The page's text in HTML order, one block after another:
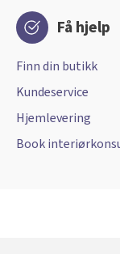
Få hjelp
Finn din butikk
Kundeservice
Hjemlevering
Book